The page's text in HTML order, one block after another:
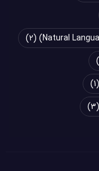
(2)
(1)
(3)